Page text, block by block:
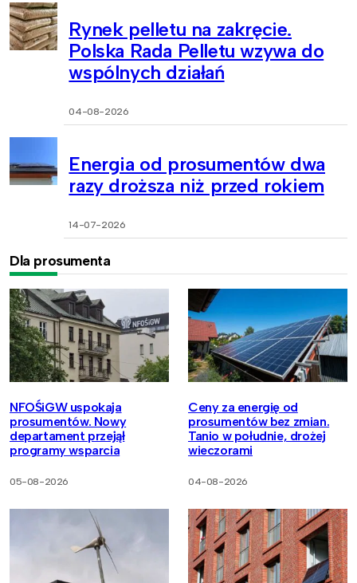
Rynek pelletu na zakręcie.
Polska Rada Pelletu wzywa do
wspólnych działań
04-08-2026
Energia od prosumentów dwa
razy droższa niż przed rokiem
14-07-2026
Dla prosumenta
NFOŚiGW uspokaja
prosumentów. Nowy
departament przejął
programy wsparcia
05-08-2026
Ceny za energię od
prosumentów bez zmian.
Tanio w południe, drożej
wieczorami
04-08-2026